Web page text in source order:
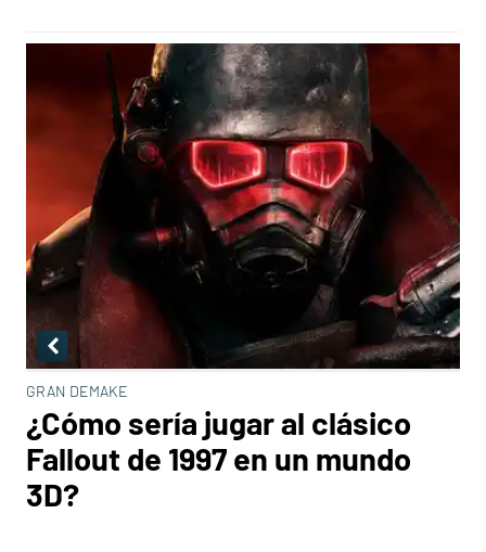
GRAN DEMAKE
¿Cómo sería jugar al clásico
Fallout de 1997 en un mundo
3D?